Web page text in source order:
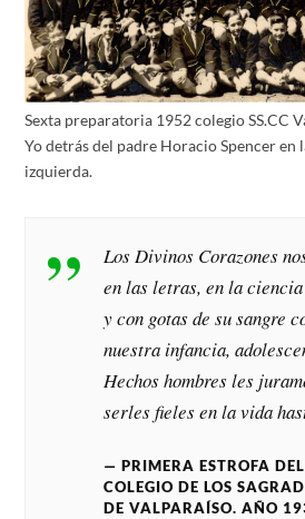
Sexta preparatoria 1952 colegio SS.CC
Yo detrás del padre Horacio Spencer en
izquierda.
Los Divinos Corazones
en las letras, en la
y con gotas de su sangre
nuestra infancia,
Hechos hombres les
serles fieles en la vida
PRIMERA ESTROFA
COLEGIO DE LOS
DE VALPARAÍSO. AÑO